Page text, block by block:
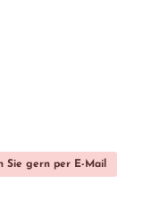
Sie gern per E-Mail